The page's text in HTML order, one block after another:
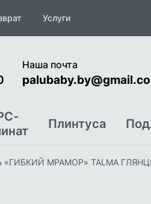
Услуги
Наша почта
Плинтуса
«ГИБКИЙ МРАМОР» TALMA